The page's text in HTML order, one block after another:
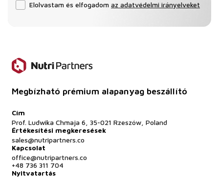
Elolvastam és elfogadom az adatvédelmi irányelveket
Megbízható prémium alapanyag beszállító
Cím
Prof. Ludwika Chmaja 6, 35-021 Rzeszów, Poland
Értékesítési megkeresések
sales@nutripartners.co
Kapcsolat
office@nutripartners.co
+48 736 311 704
Nyitvatartás